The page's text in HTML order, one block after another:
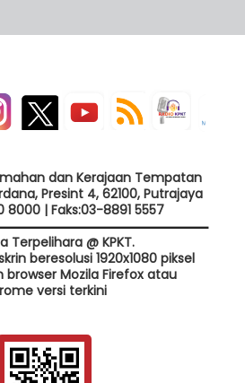
dan Kerajaan Tempatan
Presint 4, 62100, Putrajaya
8000 | Faks:03-8891 5557
Terpelihara @ KPKT.
beresolusi 1920x1080 piksel
Mozila Firefox atau
versi terkini